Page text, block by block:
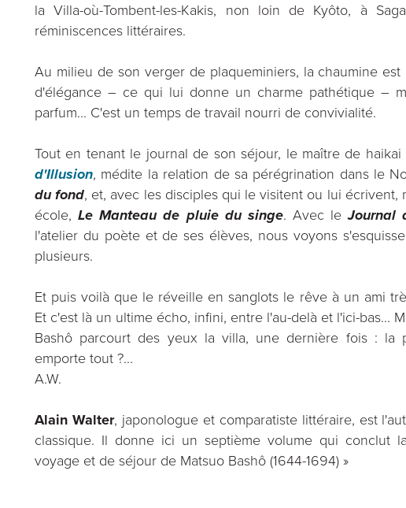
la Villa-où-Tombent-les-Kakis, non loin de Kyôto, à
réminiscences littéraires.
Au milieu de son verger de plaqueminiers, la chaumine
d'élégance – ce qui lui donne un charme pathétique –
parfum... C'est un temps de travail nourri de convivialité.
Tout en tenant le journal de son séjour, le maître de
d'Illusion, médite la relation de sa pérégrination dans le
du fond, et, avec les disciples qui le visitent ou lui
école,Le Manteau de pluie du singe. Avec leJournal
l'atelier du poète et de ses élèves, nous voyons
plusieurs.
Et puis voilà que le réveille en sanglots le rêve à un ami
Et c'est là un ultime écho, infini, entre l'au-delà et l'ici-bas...
Bashô parcourt des yeux la villa, une dernière fois : la
emporte tout ?...
A.W.
Alain Walter, japonologue et comparatiste littéraire, est
classique. Il donne ici un septième volume qui conclut
voyage et de séjour de Matsuo Bashô (1644-1694) »